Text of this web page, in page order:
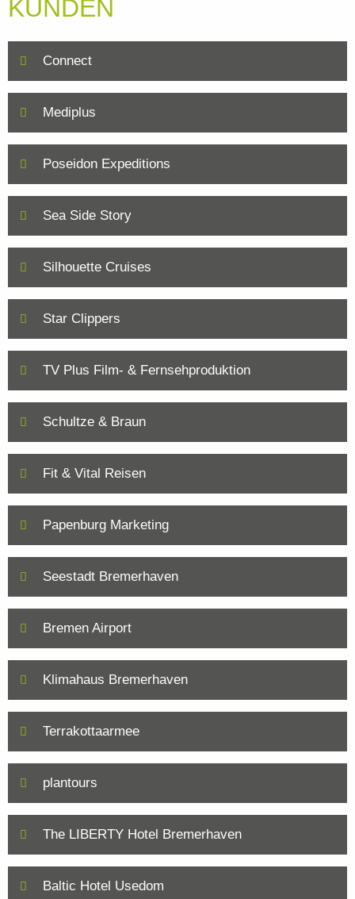
KUNDEN
Connect
Mediplus
Poseidon Expeditions
Sea Side Story
Silhouette Cruises
Star Clippers
TV Plus Film- & Fernsehproduktion
Schultze & Braun
Fit & Vital Reisen
Papenburg Marketing
Seestadt Bremerhaven
Bremen Airport
Klimahaus Bremerhaven
Terrakottaarmee
plantours
The LIBERTY Hotel Bremerhaven
Baltic Hotel Usedom